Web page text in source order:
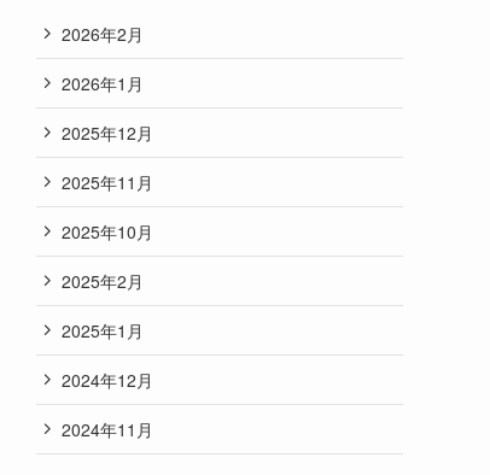
2026年2月
2026年1月
2025年12月
2025年11月
2025年10月
2025年2月
2025年1月
2024年12月
2024年11月